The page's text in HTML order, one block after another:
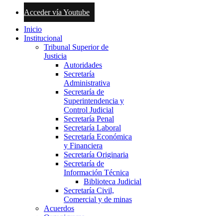
Acceder vía Youtube
Inicio
Institucional
Tribunal Superior de
Justicia
Autoridades
Secretaría
Administrativa
Secretaría de
Superintendencia y
Control Judicial
Secretaría Penal
Secretaría Laboral
Secretaría Económica
y Financiera
Secretaría Originaria
Secretaría de
Información Técnica
Biblioteca Judicial
Secretaría Civil,
Comercial y de minas
Acuerdos